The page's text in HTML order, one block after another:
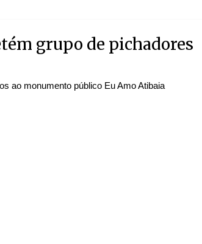
grupo de pichadores
ao monumento público Eu Amo Atibaia